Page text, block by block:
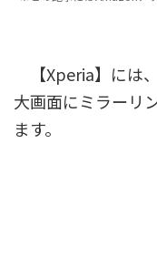
【Xperia】には
大画面にミラーリ
ます。